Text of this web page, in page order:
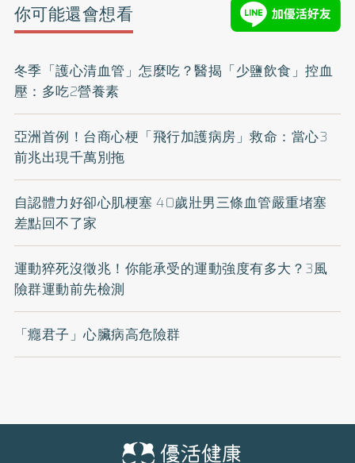
你可能還會想看
冬季「護心清血管」怎麼吃？醫揭「少鹽飲食」控血
壓：多吃2營養素
亞洲首例！台商心梗「飛行加護病房」救命：當心3
前兆出現千萬別拖
自認體力好卻心肌梗塞 40歲壯男三條血管嚴重堵塞
差點回不了家
運動猝死沒徵兆！你能承受的運動強度有多大？3風
險群運動前先檢測
「癮君子」心臟病高危險群